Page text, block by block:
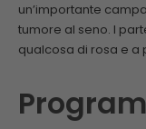
un’importante
tumore al seno. I
qualcosa di rosa e a